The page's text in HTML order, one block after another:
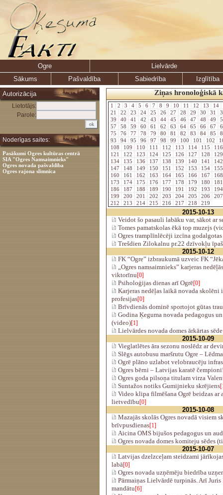
Ogre
Lielvārde
Sākums
Pašvaldība Sabiedrība
Izglītība
Autorizācija
Lietotājs:
Parole:
Noderīgas saites:
Pasākumi Ogres kultūras centrā
SIA "Ogres Namsaimnieks"
Ogres novada pašvaldība
Ogres rajona slimnīca
Ziņas hronoloģiskā
1 2 3 4 5 6 7 8 9 10 11 12 13 14
21
22 23 24 25 26 27 28 29 30 31
39
40 41 42 43 44 45 46 47 48 49
57
58 59 60 61 62 63 64 65 66 67
75
76 77 78 79 80 81 82 83 84 85
93
94 95 96 97 98 99 100 101 102
108
109 110 111 112 113 114 115
121
122 123 124 125 126 127 128
134
135 136 137 138 139 140 141
147
148 149 150 151 152 153 154
160
161 162 163 164 165 166 167
173
174 175 176 177 178 179 180
186
187 188 189 190 191 192 193
199
200 201 202 203 204 205 206
212
213 214 215 216 217 218 219
2015-10-13
Veidot šo pasauli labāku var, sākot ar
Tomes pamatskolas ēkā top muzejs
Ogres tramplīnlēcēji izcīna
Trešdien Zilokalnu pr.22 dzīvokļu
2015-10-12
FK “Ogre” izbraukumā uzveic FK
„Ogres namsaimnieks” karjeras
viktorīnu[0]
Psiholoģijas dienas arī Ogrē[0]
Karjeras nedēļas laikā novada skolēni
profesijas[0]
Brīvdienās dominē sportojot gūtas
Godina Ķeguma novada pedagogus
(video)[1]
Lielvārdes novada domes ārkārtas
2015-10-09
Vieglatlētes āra sezonu noslēdz ar
Slēgs autobusu maršrutu Ogre –
Ogrē plāno uzlabot velobraucēju
Ogres bērni – Latvijas karatē
Ogres goda pilsoņa titulam virza
Suntažos notiks Gumijnieku skrējiens
Video klipa filmēšana Ogrē beidzas ar
lietvedību[0]
2015-10-08
Mazajās skolās Ogres novadā visiem
brīvpusdienas[1]
Aicina OMS bijušos pedagogus un
Ogres novada domes komiteju sēdes
2015-10-07
Latvijas dzelzceļam steidzami
labā[0]
Ogres novada uzņēmēju biedrība
Pārmaiņas Lielvārdē turpinās. Arī
mandātu[6]